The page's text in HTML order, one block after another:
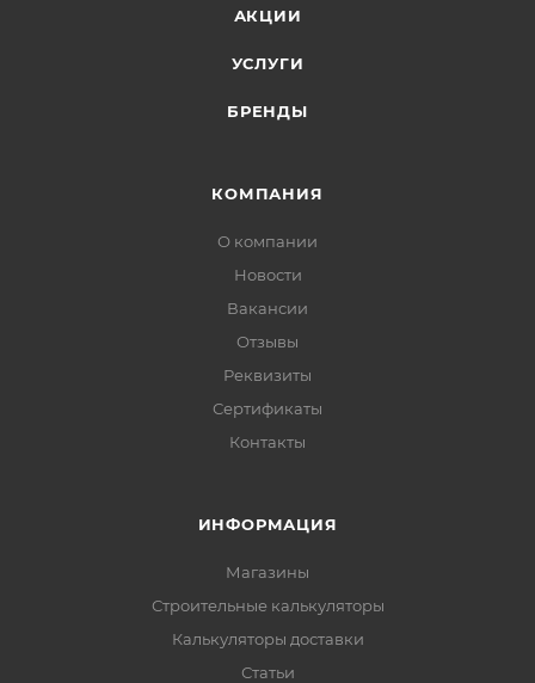
АКЦИИ
УСЛУГИ
БРЕНДЫ
КОМПАНИЯ
О компании
Новости
Вакансии
Отзывы
Реквизиты
Сертификаты
Контакты
ИНФОРМАЦИЯ
Магазины
Строительные калькуляторы
Калькуляторы доставки
Статьи